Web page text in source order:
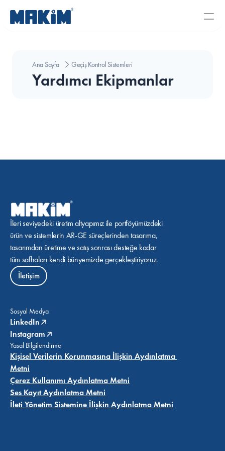
Ana Sayfa Geçiş Kontrol Sistemleri
Yardımcı Ekipmanlar
İleri seviyedeki üretim altyapımız ile portföyümüzdeki
ürün ve sistemlerin AR-GE süreçlerinden tasarıma,
tasarımdan üretime ve satış sonrası desteğe kadar
tüm safhaları kendi bünyemizde gerçekleştiriyoruz.
İletişim
Sosyal Medya
LinkedIn
Instagram
Yasal Bilgilendirme
Kişisel Verilerin Korunmasına İlişkin Aydınlatma
Metni
Çerez Kullanımı Aydınlatma Metni
Ses Kayıt Aydınlatma Metni
İleti Yönetim Sistemine İlişkin Aydınlatma Metni